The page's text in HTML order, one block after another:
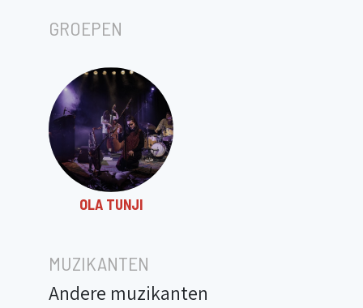
GROEPEN
OLA TUNJI
MUZIKANTEN
Andere muzikanten